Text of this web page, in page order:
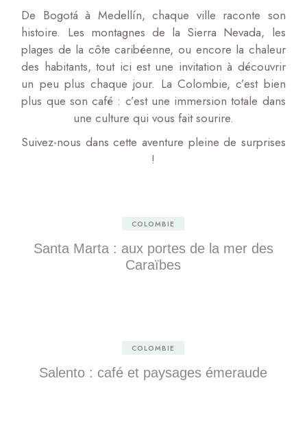
De Bogotá à Medellín, chaque ville raconte son
histoire. Les montagnes de la Sierra Nevada, les
plages de la côte caribéenne, ou encore la chaleur
des habitants, tout ici est une invitation à découvrir
un peu plus chaque jour. La Colombie, c’est bien
plus que son café : c’est une immersion totale dans
une culture qui vous fait sourire.
Suivez-nous dans cette aventure pleine de surprises
!
COLOMBIE
Santa Marta : aux portes de la mer des
Caraïbes
COLOMBIE
Salento : café et paysages émeraude